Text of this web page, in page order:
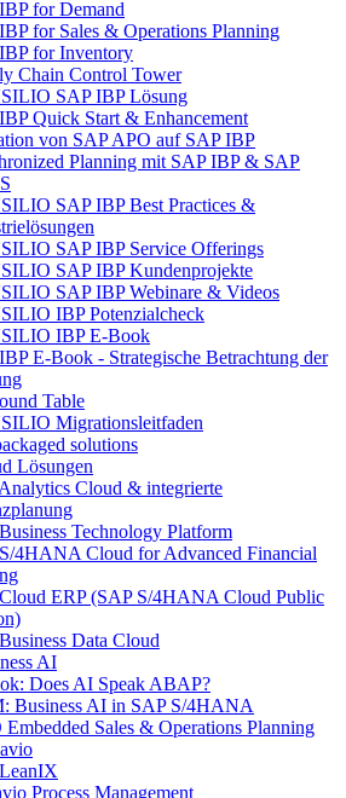
for Demand
for Sales & Operations Planning
for Inventory
Chain Control Tower
SAP IBP Lösung
Quick Start & Enhancement
von SAP APO auf SAP IBP
Planning mit SAP IBP & SAP
SAP IBP Best Practices &
SAP IBP Service Offerings
SAP IBP Kundenprojekte
SAP IBP Webinare & Videos
IBP Potenzialcheck
IBP E-Book
E-Book - Strategische Betrachtung der
Table
Migrationsleitfaden
solutions
Lösungen
Cloud & integrierte
Technology Platform
4HANA Cloud for Advanced Financial
ERP (SAP S/4HANA Cloud Public
Data Cloud
AI
Does AI Speak ABAP?
Business AI in SAP S/4HANA
Sales & Operations Planning
Process Management